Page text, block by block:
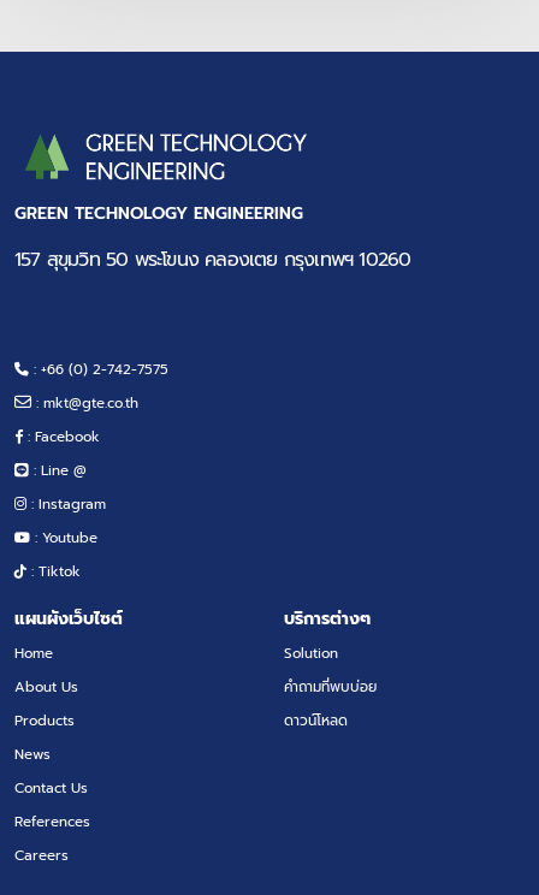
GREEN TECHNOLOGY ENGINEERING
157 สุขุมวิท 50 พระโขนง คลองเตย กรุงเทพฯ 10260
: +66 (0) 2-742-7575
: mkt@gte.co.th
: Facebook
: Line @
: Instagram
: Youtube
: Tiktok
แผนผังเว็บไซต์
Home
About Us
Products
News
Contact Us
References
Careers
บริการต่างๆ
Solution
คำถามที่พบบ่อย
ดาวน์โหลด